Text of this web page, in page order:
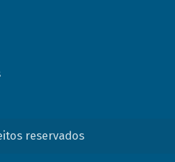
reservados